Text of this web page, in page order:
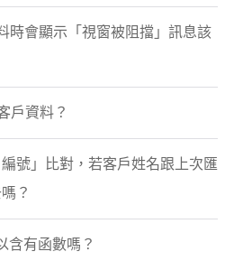
時會顯示「視窗被阻擋」訊息該
戶資料？
號」比對，若客戶姓名跟上次匯
？
含有函數嗎？